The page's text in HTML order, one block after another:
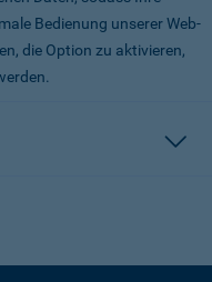
Bedienung unserer Web-
die Option zu aktivieren,